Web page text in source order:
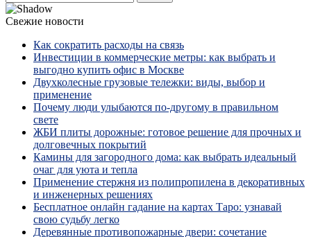
Свежие новости
Как сократить расходы на связь
Инвестиции в коммерческие метры: как выбрать и
выгодно купить офис в Москве
Двухколесные грузовые тележки: виды, выбор и
применение
Почему люди улыбаются по‑другому в правильном
свете
ЖБИ плиты дорожные: готовое решение для прочных и
долговечных покрытий
Камины для загородного дома: как выбрать идеальный
очаг для уюта и тепла
Применение стержня из полипропилена в декоративных
и инженерных решениях
Бесплатное онлайн гадание на картах Таро: узнавай
свою судьбу легко
Деревянные противопожарные двери: сочетание